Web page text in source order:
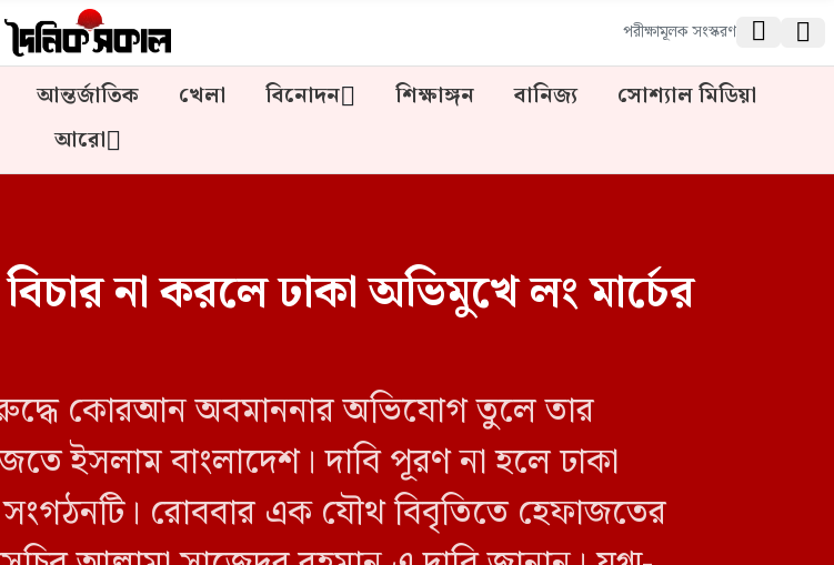
পরীক্ষামূলক সংস্করণ  
আন্তর্জাতিক খেলা বিনোদন শিক্ষাঙ্গন বানিজ্য
সোশ্যাল মিডিয়া
আরো
না করলে ঢাকা অভিমুখে লং মার্চের
কোরআন অবমাননার অভিযোগ তুলে তার
ইসলাম বাংলাদেশ। দাবি পূরণ না হলে ঢাকা
সংগঠনটি। রোববার এক যৌথ বিবৃতিতে হেফাজতের